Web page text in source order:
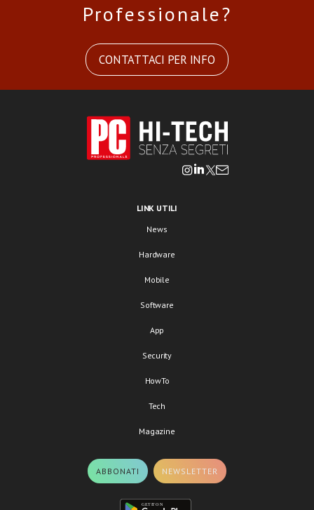
Professionale?
CONTATTACI PER INFO
LINK UTILI
News
Hardware
Mobile
Software
App
Security
HowTo
Tech
Magazine
ABBONATI NEWSLETTER